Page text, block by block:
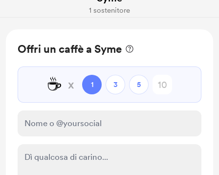
1 sostenitore
Offri un caffè a Syme
☕ x 1 3 5